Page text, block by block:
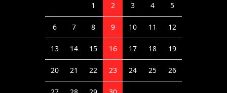
1 2 3 4 5
6 7 8 9 10 11 12
13 14 15 16 17 18 19
20 21 22 23 24 25 26